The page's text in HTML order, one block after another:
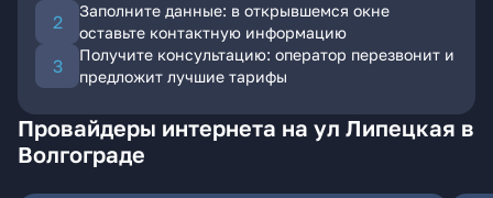
Заполните данные: в открывшемся окне
оставьте контактную информацию
Получите консультацию: оператор перезвонит и
предложит лучшие тарифы
Провайдеры интернета на ул Липецкая в
Волгограде